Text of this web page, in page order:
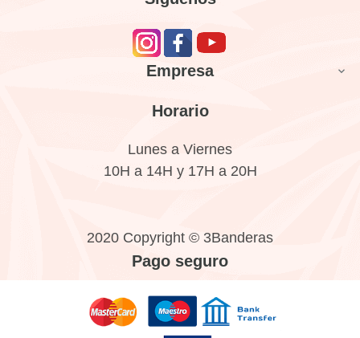
Empresa 
Horario
Lunes a Viernes
10H a 14H y 17H a 20H
2020 Copyright © 3Banderas
Pago seguro